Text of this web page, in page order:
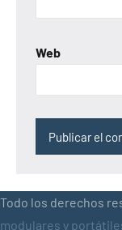
Web
Todo los derechos
modulares y